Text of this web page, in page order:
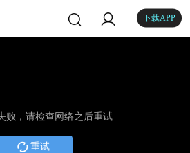
下载APP
败，请检查网络之后重试
重试